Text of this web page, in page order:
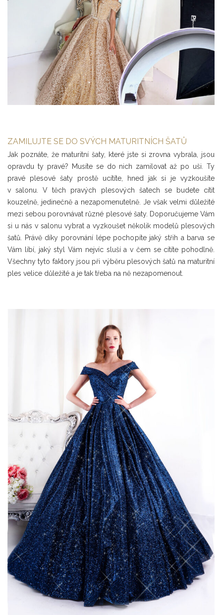
ZAMILUJTE SE DO SVÝCH MATURITNÍCH ŠATŮ
Jak poznáte, že maturitní šaty, které jste si zrovna vybrala, jsou
opravdu ty pravé? Musíte se do nich zamilovat až po uši. Ty
pravé plesové šaty prostě ucítíte, hned jak si je vyzkoušíte
v salonu. V těch pravých plesových šatech se budete cítit
kouzelně, jedinečně a nezapomenutelně. Je však velmi důležité
mezi sebou porovnávat různé plesové šaty. Doporučujeme Vám
si u nás v salonu vybrat a vyzkoušet několik modelů plesových
šatů. Právě díky porovnání lépe pochopíte jaký střih a barva se
Vám líbí, jaký styl Vám nejvíc sluší a v čem se cítíte pohodlně.
Všechny tyto faktory jsou při výběru plesových šatů na maturitní
ples velice důležité a je tak třeba na ně nezapomenout.